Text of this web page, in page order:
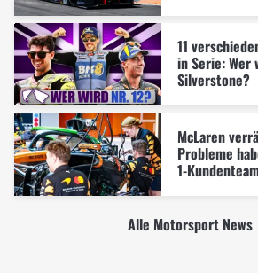
11
in Serie: Wer
Silverstone?
McLaren
Probleme
1-
Alle Motorsport News